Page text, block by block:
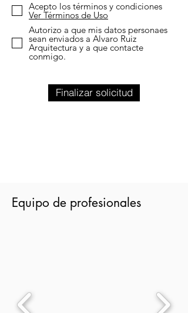
Acepto los términos y condiciones
Ver Términos de Uso
Autorizo a que mis datos personaes
sean enviados a Alvaro Ruiz
Arquitectura y a que contacte
conmigo.
Finalizar solicitud
Equipo de profesionales